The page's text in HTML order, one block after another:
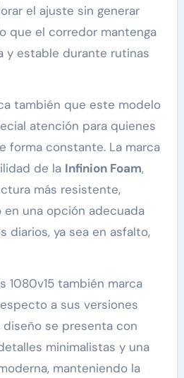
el ajuste sin generar
que el corredor mantenga
y estable durante rutinas
también que este modelo
atención para quienes
forma constante. La marca
de la Infinion Foam,
más resistente,
una opción adecuada
diarios, ya sea en asfalto,
1080v15 también marca
a sus versiones
diseño se presenta con
minimalistas y una
manteniendo la